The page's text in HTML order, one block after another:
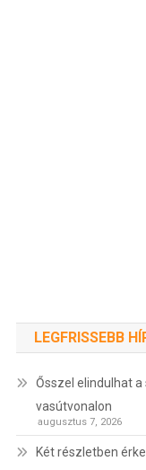
LEGFRISSEBB
Ősszel elindulhat
vasútvonalon
augusztus 7, 2026
Két részletben